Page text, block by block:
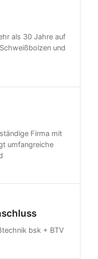
als 30 Jahre auf
und
Firma mit
umfangreiche
bsk + BTV